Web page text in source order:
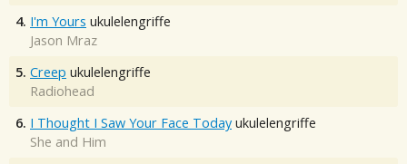
4. I'm Yours ukulelengriffe
Jason Mraz
5. Creep ukulelengriffe
Radiohead
6. I Thought I Saw Your Face Today ukulelengriffe
She and Him